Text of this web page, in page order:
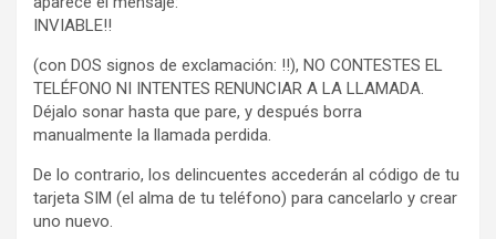
INVIABLE!!
(con DOS signos de exclamación: !!), NO CONTESTES EL
TELÉFONO NI INTENTES RENUNCIAR A LA LLAMADA.
Déjalo sonar hasta que pare, y después borra
manualmente la llamada perdida.
De lo contrario, los delincuentes accederán al código de tu
tarjeta SIM (el alma de tu teléfono) para cancelarlo y crear
uno nuevo.